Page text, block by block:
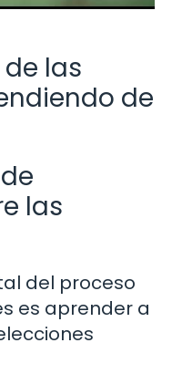
las
de
las
del proceso
es aprender a